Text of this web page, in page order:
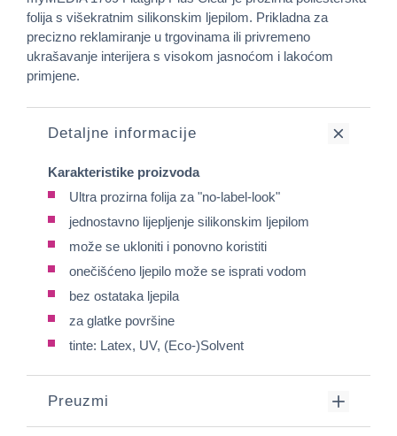
folija s višekratnim silikonskim ljepilom. Prikladna za
precizno reklamiranje u trgovinama ili privremeno
ukrašavanje interijera s visokom jasnoćom i lakoćom
primjene.
Detaljne informacije
Karakteristike proizvoda
Ultra prozirna folija za "no-label-look"
jednostavno lijepljenje silikonskim ljepilom
može se ukloniti i ponovno koristiti
onečišćeno ljepilo može se isprati vodom
bez ostataka ljepila
za glatke površine
tinte: Latex, UV, (Eco-)Solvent
Preuzmi